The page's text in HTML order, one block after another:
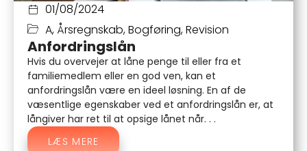
01/08/2024
A, Årsregnskab,Bogføring,Revision
Anfordringslån
Hvis du overvejer at låne penge til eller fra et
familiemedlem eller en god ven, kan et
anfordringslån være en ideel løsning. En af de
væsentlige egenskaber ved et anfordringslån er, at
långiver har ret til at opsige lånet når. . .
LÆS MERE